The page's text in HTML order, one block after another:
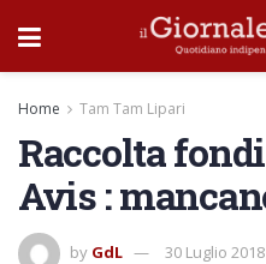
Home Tam Tam Lipari
Raccolta
Avis :
by GdL 30 Luglio 2018